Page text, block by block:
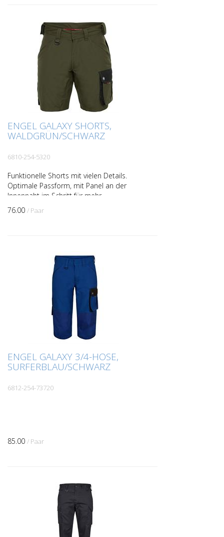
ENGEL GALAXY SHORTS,
WALDGRÜN/SCHWARZ
6810-254-5320
Funktionelle Shorts mit vielen Details.
Optimale Passform, mit Panel an der
Innennaht im Schritt für mehr
Bequemlichkeit. Zwei geräumige, schräg
sitzende Einschubtaschen ...
76.00 / Paar
ENGEL GALAXY 3/4-HOSE,
SURFERBLAU/SCHWARZ
6812-254-73720
85.00 / Paar